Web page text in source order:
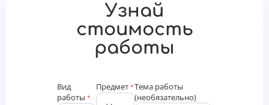
Узнай
стоимость
работы
Вид
работы *
Предмет *Тема работы
(необязательно)